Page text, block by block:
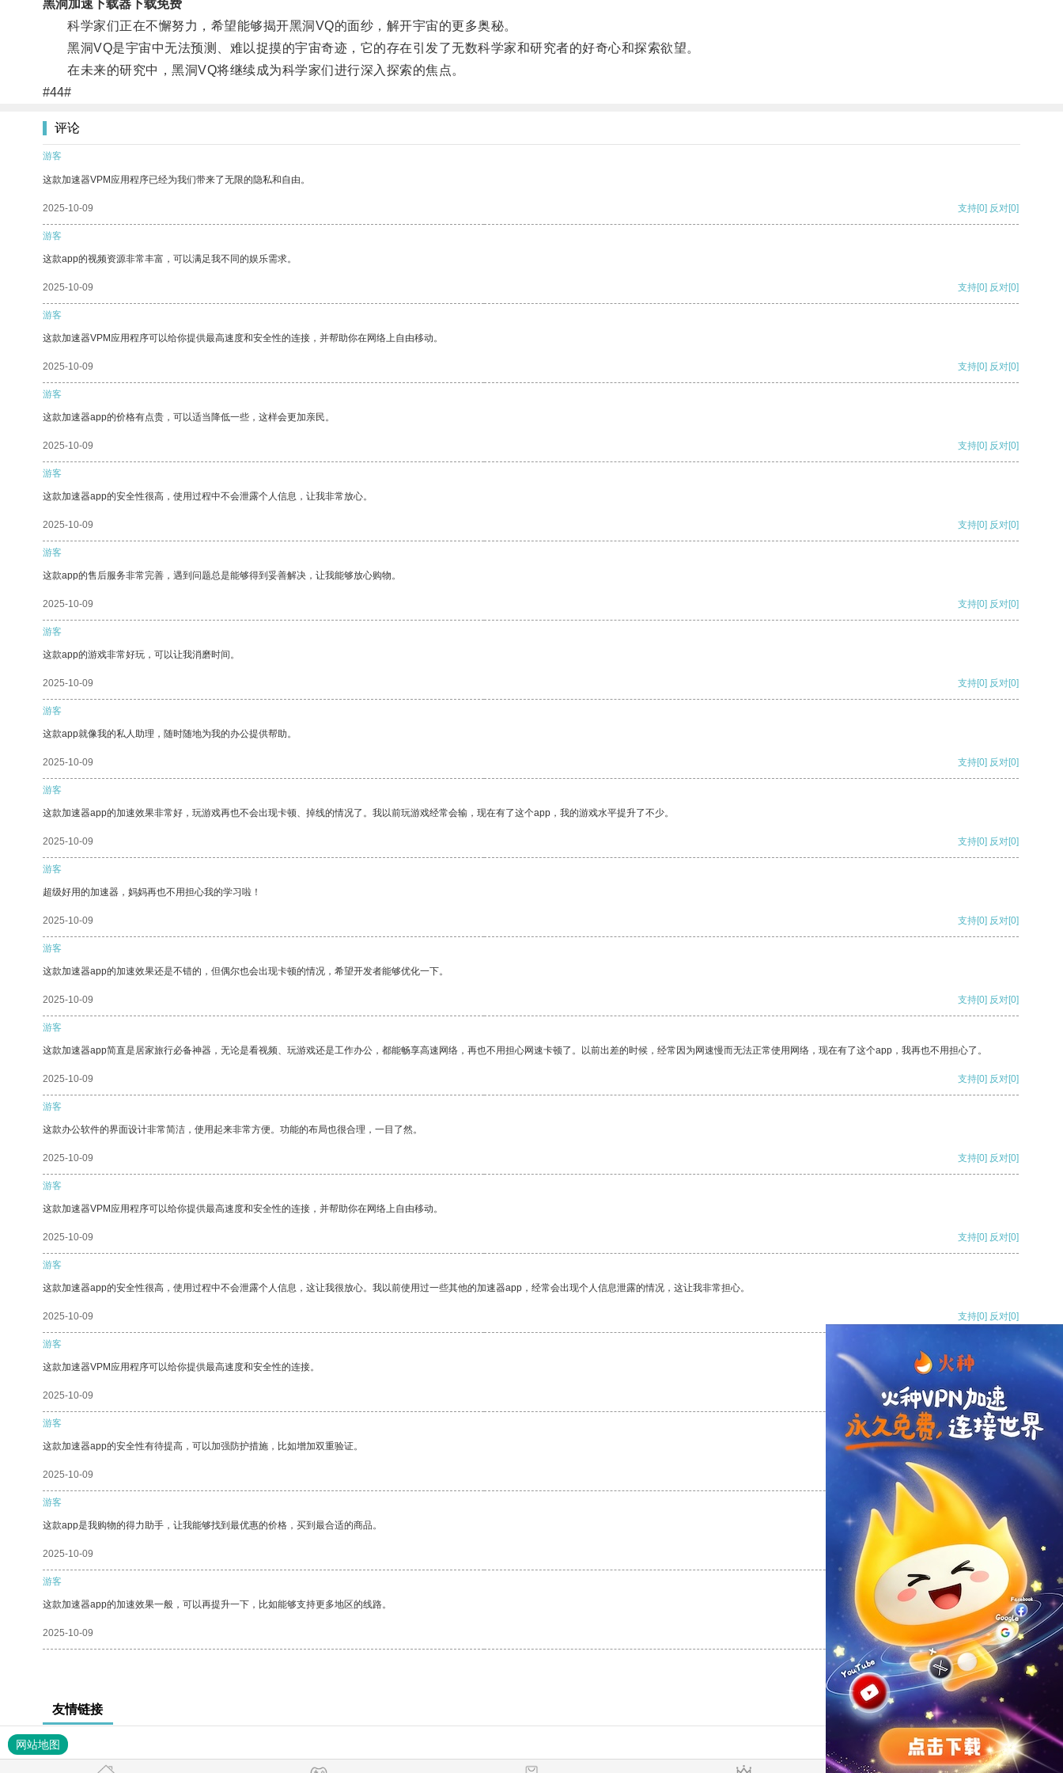
黑洞加速下载器下载免费
科学家们正在不懈努力，希望能够揭开黑洞VQ的面纱，解开宇宙的更多奥秘。
黑洞VQ是宇宙中无法预测、难以捉摸的宇宙奇迹，它的存在引发了无数科学家和研究者的好奇心和探索欲望。
在未来的研究中，黑洞VQ将继续成为科学家们进行深入探索的焦点。
#44#
评论
游客
这款加速器VPM应用程序已经为我们带来了无限的隐私和自由。
2025-10-09 支持[0] 反对[0]
游客
这款app的视频资源非常丰富，可以满足我不同的娱乐需求。
2025-10-09 支持[0] 反对[0]
游客
这款加速器VPM应用程序可以给你提供最高速度和安全性的连接，并帮助你在网络上自由移动。
2025-10-09 支持[0] 反对[0]
游客
这款加速器app的价格有点贵，可以适当降低一些，这样会更加亲民。
2025-10-09 支持[0] 反对[0]
游客
这款加速器app的安全性很高，使用过程中不会泄露个人信息，让我非常放心。
2025-10-09 支持[0] 反对[0]
游客
这款app的售后服务非常完善，遇到问题总是能够得到妥善解决，让我能够放心购物。
2025-10-09 支持[0] 反对[0]
游客
这款app的游戏非常好玩，可以让我消磨时间。
2025-10-09 支持[0] 反对[0]
游客
这款app就像我的私人助理，随时随地为我的办公提供帮助。
2025-10-09 支持[0] 反对[0]
游客
这款加速器app的加速效果非常好，玩游戏再也不会出现卡顿、掉线的情况了。我以前玩游戏经常会输，现在有了这个app，我的游戏水平提升了不少。
2025-10-09 支持[0] 反对[0]
游客
超级好用的加速器，妈妈再也不用担心我的学习啦！
2025-10-09 支持[0] 反对[0]
游客
这款加速器app的加速效果还是不错的，但偶尔也会出现卡顿的情况，希望开发者能够优化一下。
2025-10-09 支持[0] 反对[0]
游客
这款加速器app简直是居家旅行必备神器，无论是看视频、玩游戏还是工作办公，都能畅享高速网络，再也不用担心网速卡顿了。以前出差的时候，经常因为网速慢而无法正常使用网络，现在有了这个app，我再也不用担心了。
2025-10-09 支持[0] 反对[0]
游客
这款办公软件的界面设计非常简洁，使用起来非常方便。功能的布局也很合理，一目了然。
2025-10-09 支持[0] 反对[0]
游客
这款加速器VPM应用程序可以给你提供最高速度和安全性的连接，并帮助你在网络上自由移动。
2025-10-09 支持[0] 反对[0]
游客
这款加速器app的安全性很高，使用过程中不会泄露个人信息，这让我很放心。我以前使用过一些其他的加速器app，经常会出现个人信息泄露的情况，这让我非常担心。
2025-10-09 支持[0] 反对[0]
游客
这款加速器VPM应用程序可以给你提供最高速度和安全性的连接。
2025-10-09 支持[0] 反对
游客
这款加速器app的安全性有待提高，可以加强防护措施，比如增加双重验证。
2025-10-09 支持
游客
这款app是我购物的得力助手，让我能够找到最优惠的价格，买到最合适的商品。
2025-10-09 反对 [0]
游客
这款加速器app的加速效果一般，可以再提升一下，比如能够支持更多地区的线路。
2025-10-09 支持[0] 反对[0]
友情链接
网站地图